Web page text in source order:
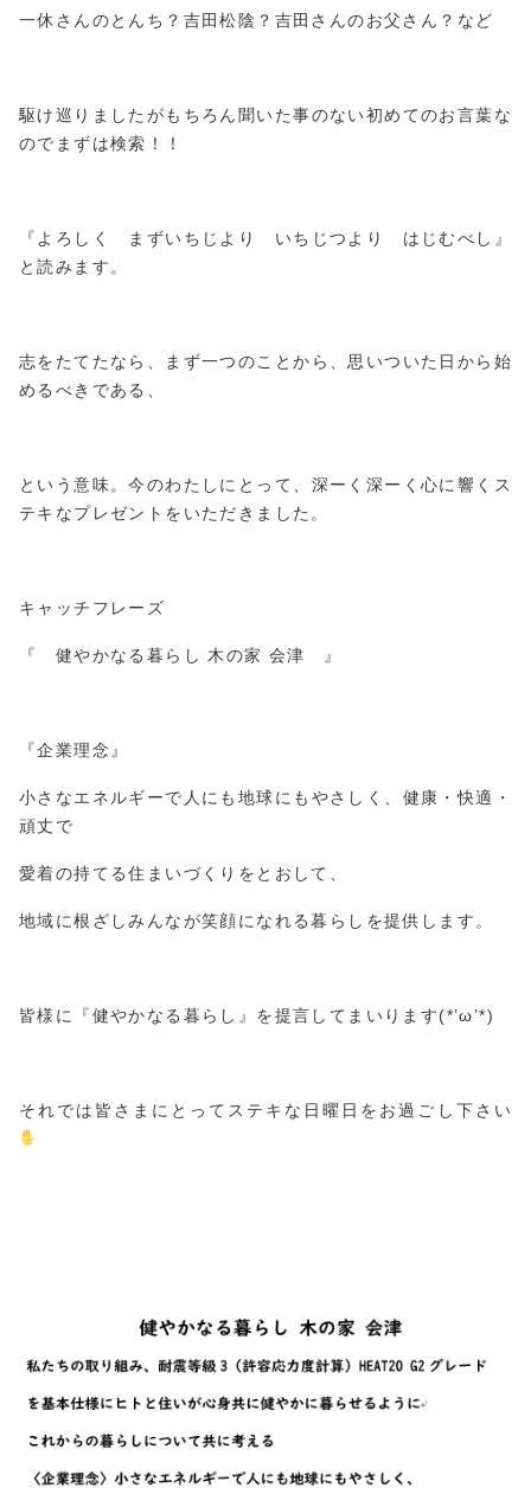
一休さんのとんち？吉田松陰？吉田さんのお父さん？など
駆け巡りましたがもちろん聞いた事のない初めてのお言葉な
のでまずは検索！！
『よろしく まずいちじより いちじつより はじむべし』
と読みます。
志をたてたなら、まず一つのことから、思いついた日から始
めるべきである、
という意味。今のわたしにとって、深ーく深ーく心に響くス
テキなプレゼントをいただきました。
キャッチフレーズ
『 健やかなる暮らし 木の家 会津 』
『企業理念』
小さなエネルギーで人にも地球にもやさしく、健康・快適・
頑丈で
愛着の持てる住まいづくりをとおして、
地域に根ざしみんなが笑顔になれる暮らしを提供します。
皆様に『健やかなる暮らし』 を提言してまいります(*’ω’*)
それでは皆さまにとってステキな日曜日をお過ごし下さい